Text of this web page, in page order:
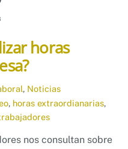
horas
, Noticias
, horas extraordianarias,
nos consultan sobre